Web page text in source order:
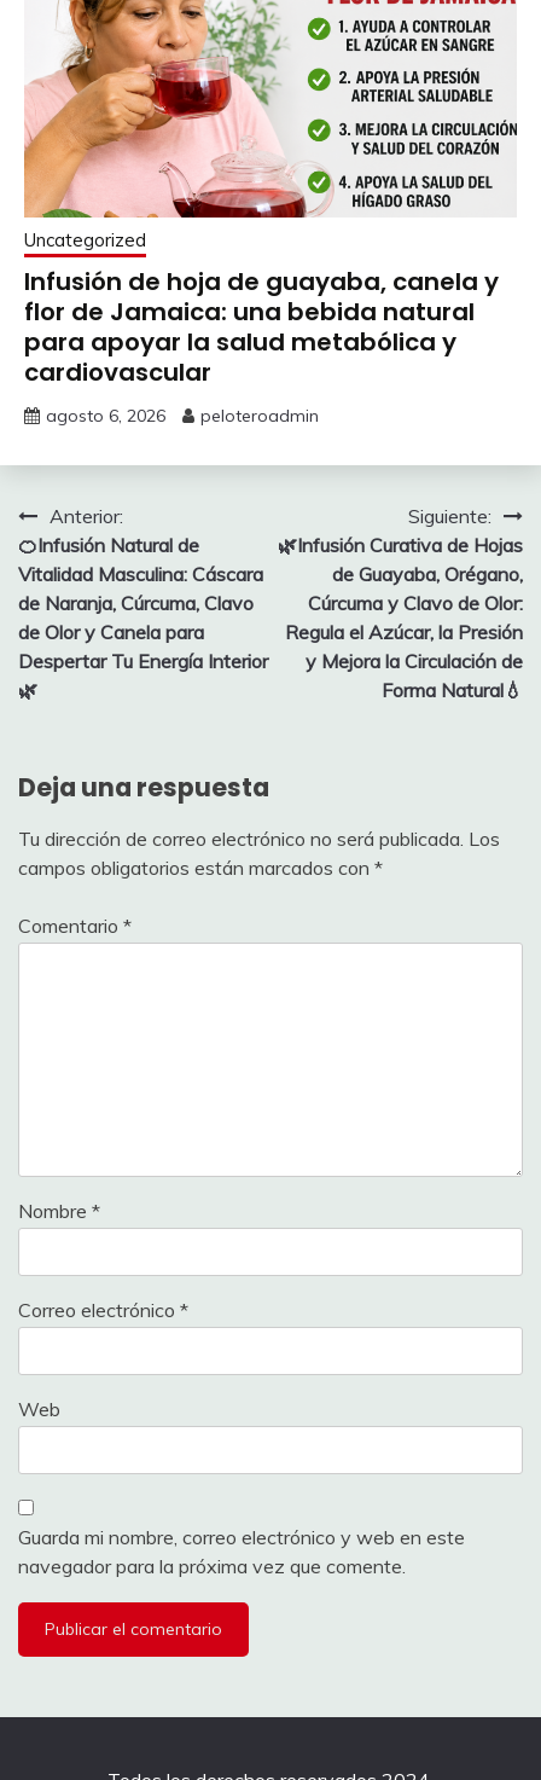
Uncategorized
Infusión de hoja de guayaba, canela y
flor de Jamaica: una bebida natural
para apoyar la salud metabólica y
cardiovascular
agosto 6, 2026 peloteroadmin
Navegación
de
entradas
Anterior:
🍊Infusión Natural de
Vitalidad Masculina: Cáscara
de Naranja, Cúrcuma, Clavo
de Olor y Canela para
Despertar Tu Energía Interior
🌿
Siguiente:
🌿Infusión Curativa de Hojas
de Guayaba, Orégano,
Cúrcuma y Clavo de Olor:
Regula el Azúcar, la Presión
y Mejora la Circulación de
Forma Natural💧
Deja una respuesta
Tu dirección de correo electrónico no será publicada. Los
campos obligatorios están marcados con *
Comentario *
Nombre *
Correo electrónico *
Web
Guarda mi nombre, correo electrónico y web en este
navegador para la próxima vez que comente.